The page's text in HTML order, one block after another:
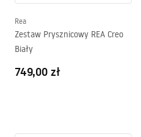
Rea
Zestaw Prysznicowy REA Creo
Biały
749,00 zł